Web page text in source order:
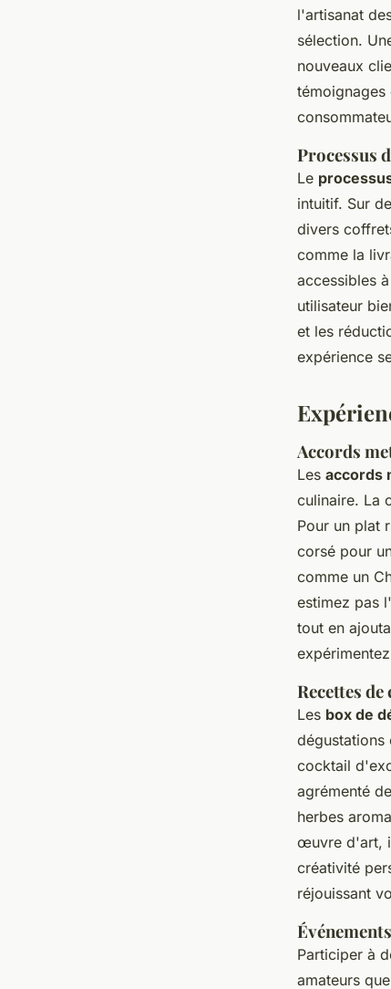
l'artisanat
sélection.
nouveaux
Processus
Le
intuitif. Sur
divers
comme la
accessibles
utilisateur
et les
expérience
Accords
Les accords
culinaire. La
Pour un plat
corsé pour
comme un
estimez pas
tout en
Recettes
Les box de
dégustations
cocktail
agrémenté
herbes
œuvre d'art,
créativité
réjouissant
Participer à
amateurs